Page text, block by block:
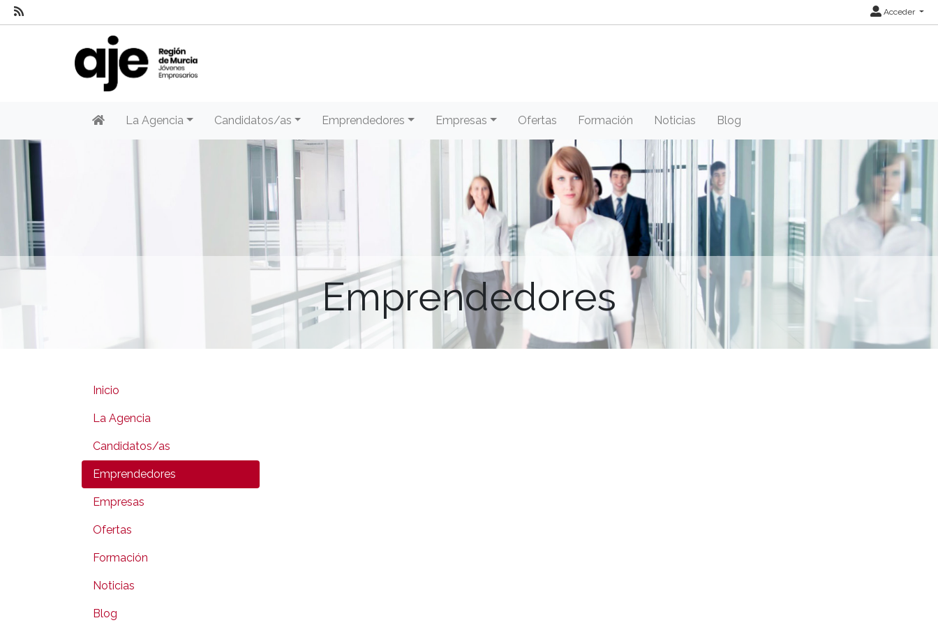
Acceder
La Agencia Candidatos/as Emprendedores Empresas Ofertas Formación Noticias Blog
Emprendedores
Inicio
La Agencia
Candidatos/as
Emprendedores
Empresas
Ofertas
Formación
Noticias
Blog